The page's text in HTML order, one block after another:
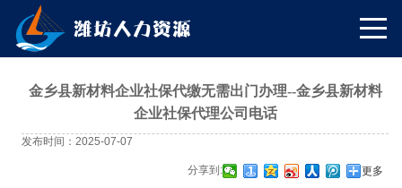
金乡县新材料企业社保代缴无需出门办理--金乡县新材料
企业社保代理公司电话
发布时间：2025-07-07
分享到:
更多